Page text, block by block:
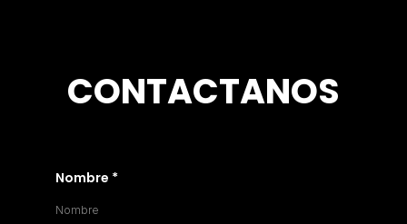
CONTACTANOS
Nombre *